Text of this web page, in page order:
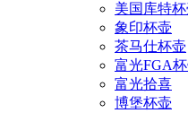
美国库特
象印杯壶
茶马仕杯壶
富光FGA
富光拾喜
博堡杯壶